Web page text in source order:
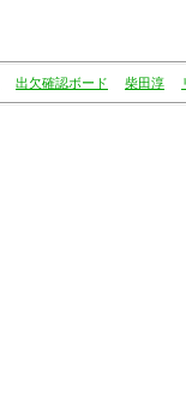
出欠確認ボード 柴田淳